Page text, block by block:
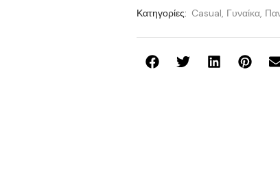
Κατηγορίες: Casual, Γυναίκα,